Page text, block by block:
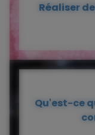
Réaliser
Qu'est-ce